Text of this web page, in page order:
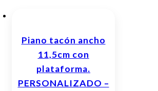
Piano tacón ancho
11,5cm con
plataforma.
PERSONALIZADO –